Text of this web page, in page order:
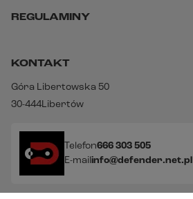
REGULAMINY
KONTAKT
Góra Libertowska 50
30-444Libertów
Telefon666 303 505
E-mailinfo@defender.net.pl